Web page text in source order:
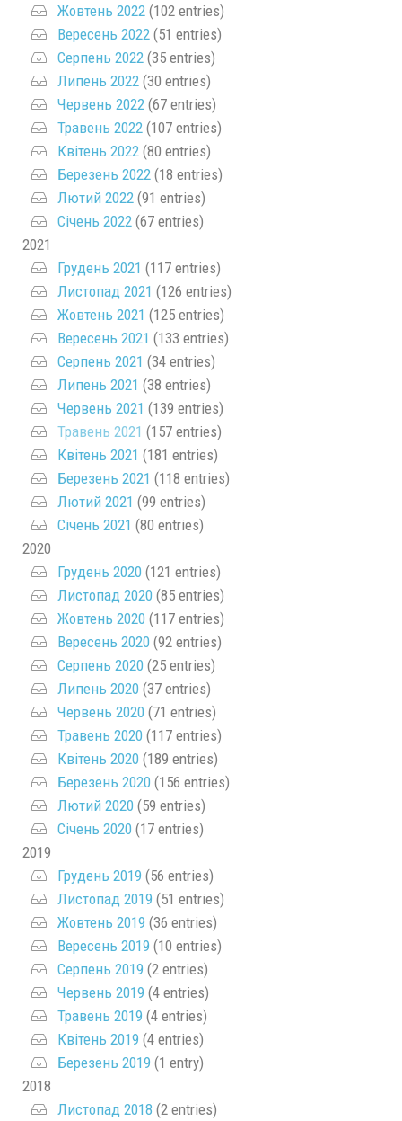
Жовтень 2022 (102 entries)
Вересень 2022 (51 entries)
Серпень 2022 (35 entries)
Липень 2022 (30 entries)
Червень 2022 (67 entries)
Травень 2022 (107 entries)
Квітень 2022 (80 entries)
Березень 2022 (18 entries)
Лютий 2022 (91 entries)
Січень 2022 (67 entries)
2021
Грудень 2021 (117 entries)
Листопад 2021 (126 entries)
Жовтень 2021 (125 entries)
Вересень 2021 (133 entries)
Серпень 2021 (34 entries)
Липень 2021 (38 entries)
Червень 2021 (139 entries)
Травень 2021 (157 entries)
Квітень 2021 (181 entries)
Березень 2021 (118 entries)
Лютий 2021 (99 entries)
Січень 2021 (80 entries)
2020
Грудень 2020 (121 entries)
Листопад 2020 (85 entries)
Жовтень 2020 (117 entries)
Вересень 2020 (92 entries)
Серпень 2020 (25 entries)
Липень 2020 (37 entries)
Червень 2020 (71 entries)
Травень 2020 (117 entries)
Квітень 2020 (189 entries)
Березень 2020 (156 entries)
Лютий 2020 (59 entries)
Січень 2020 (17 entries)
2019
Грудень 2019 (56 entries)
Листопад 2019 (51 entries)
Жовтень 2019 (36 entries)
Вересень 2019 (10 entries)
Серпень 2019 (2 entries)
Червень 2019 (4 entries)
Травень 2019 (4 entries)
Квітень 2019 (4 entries)
Березень 2019 (1 entry)
2018
Листопад 2018 (2 entries)